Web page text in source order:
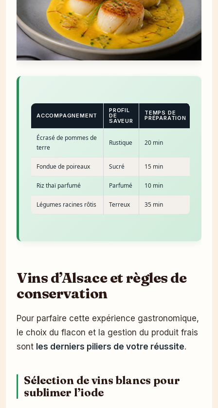
ACCOMPAGNEMENT
PROFIL
DE
SAVEUR
TEMPS DE
PRÉPARATION
Écrasé de pommes de
terre
Rustique 20 min
Fondue de poireaux Sucré 15 min
Riz thaï parfumé Parfumé 10 min
Légumes racines rôtis Terreux 35 min
Vins d’Alsace et règles de
conservation
Pour parfaire cette expérience gastronomique,
le choix du flacon et la gestion du produit frais
sont les derniers piliers de votre réussite.
Sélection de vins blancs pour
sublimer l’iode